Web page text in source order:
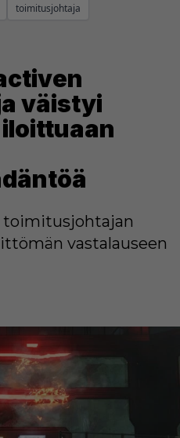
toimitusjohtaja
väistyi
vastalauseen